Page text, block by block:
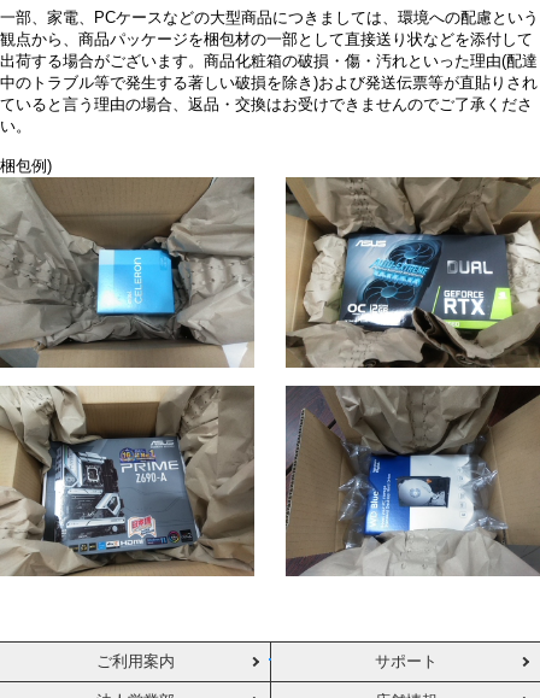
一部、家電、PCケースなどの大型商品につきましては、環境への配慮という
観点から、商品パッケージを梱包材の一部として直接送り状などを添付して
出荷する場合がございます。商品化粧箱の破損・傷・汚れといった理由(配達
中のトラブル等で発生する著しい破損を除き)および発送伝票等が直貼りされ
ていると言う理由の場合、返品・交換はお受けできませんのでご了承くださ
い。
梱包例)
ご利用案内 サポート